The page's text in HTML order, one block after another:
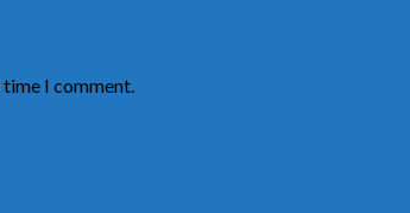
time I comment.